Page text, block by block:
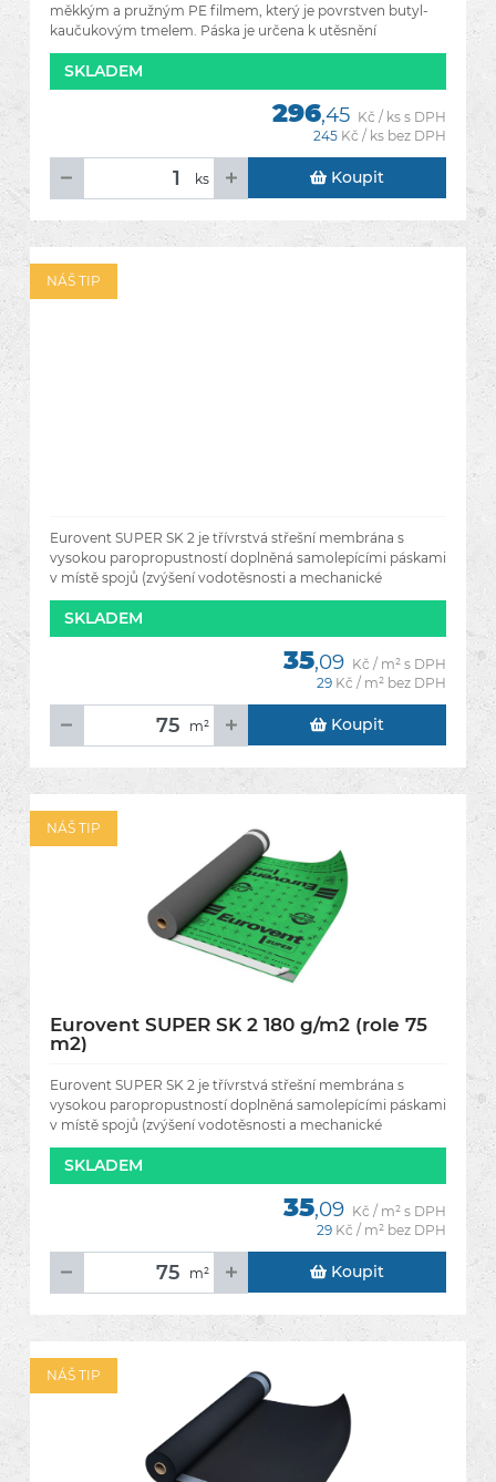
měkkým a pružným PE filmem, který je povrstven butyl-
kaučukovým tmelem. Páska je určena k utěsnění
kontralatí, zejména v
SKLADEM
296,45 Kč / ks s DPH
245 Kč / ks bez DPH
ks Koupit
NÁŠ TIP
Eurovent SUPER SK 2 je třívrstvá střešní membrána s
vysokou paropropustností doplněná samolepícími páskami
v místě spojů (zvýšení vodotěsnosti a mechanické
odolnosti).
SKLADEM
35,09 Kč / m² s DPH
29 Kč / m² bez DPH
m² Koupit
NÁŠ TIP
Eurovent SUPER SK 2 180 g/m2 (role 75
m2)
Eurovent SUPER SK 2 je třívrstvá střešní membrána s
vysokou paropropustností doplněná samolepícími páskami
v místě spojů (zvýšení vodotěsnosti a mechanické
odolnosti).
SKLADEM
35,09 Kč / m² s DPH
29 Kč / m² bez DPH
m² Koupit
NÁŠ TIP